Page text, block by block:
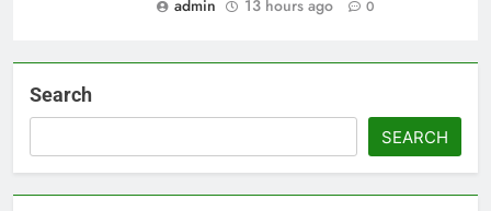
admin
13 hours ago 0
Search
SEARCH